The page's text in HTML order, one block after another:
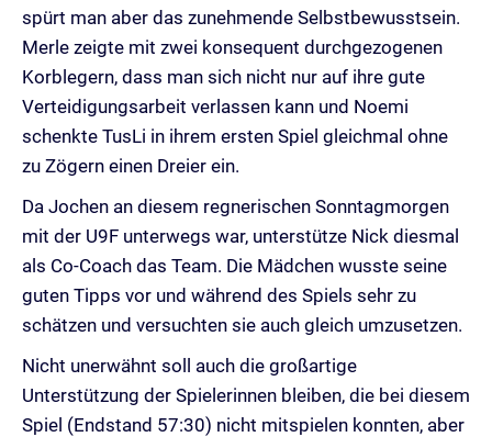
spürt man aber das zunehmende Selbstbewusstsein.
Merle zeigte mit zwei konsequent durchgezogenen
Korblegern, dass man sich nicht nur auf ihre gute
Verteidigungsarbeit verlassen kann und Noemi
schenkte TusLi in ihrem ersten Spiel gleichmal ohne
zu Zögern einen Dreier ein.
Da Jochen an diesem regnerischen Sonntagmorgen
mit der U9F unterwegs war, unterstütze Nick diesmal
als Co-Coach das Team. Die Mädchen wusste seine
guten Tipps vor und während des Spiels sehr zu
schätzen und versuchten sie auch gleich umzusetzen.
Nicht unerwähnt soll auch die großartige
Unterstützung der Spielerinnen bleiben, die bei diesem
Spiel (Endstand 57:30) nicht mitspielen konnten, aber